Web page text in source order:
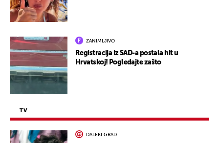
ZANIMLJIVO
Registracija iz SAD-a postala hit u
Hrvatskoj! Pogledajte zašto
TV
DALEKI GRAD